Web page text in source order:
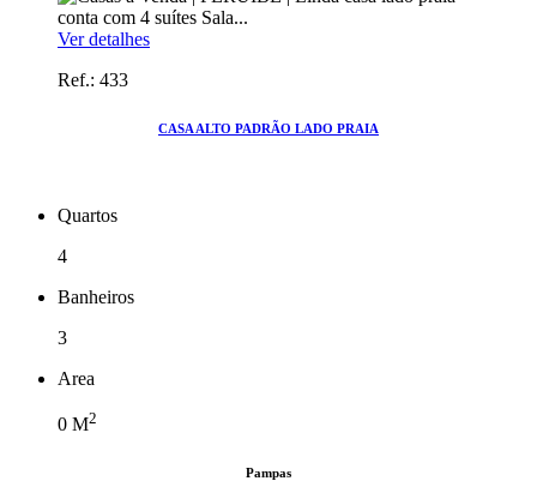
Ver detalhes
Ref.: 433
CASA ALTO PADRÃO LADO PRAIA
Quartos
4
Banheiros
3
Area
0 M2
Pampas